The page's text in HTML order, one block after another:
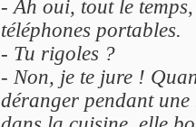
- Ah oui, tout le temps
téléphones portables.
- Tu rigoles ?
- Non, je te jure !
déranger pendant une